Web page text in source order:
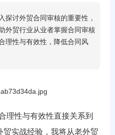
探讨外贸合同审核的重要性，
外贸行业从业者掌握合同审核
理性与有效性，降低合同风
理性与有效性直接关系到
实战经验，我将从老外贸